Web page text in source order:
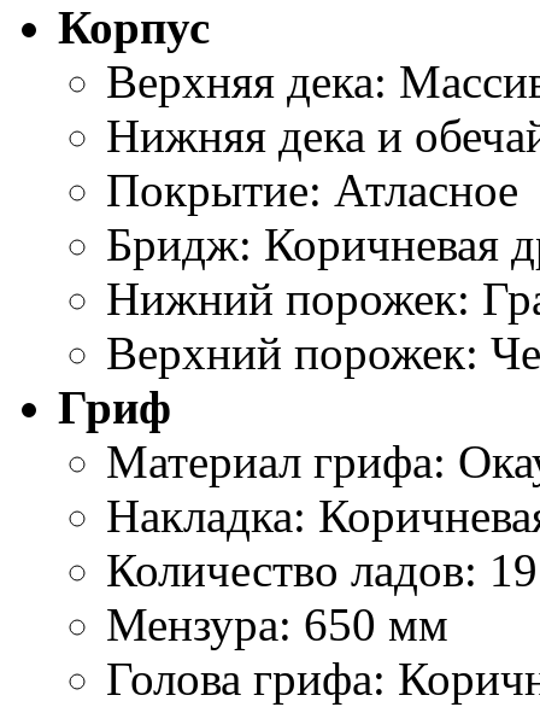
Корпус
Верхняя дека:
Нижняя дека и
Покрытие: Атласное
Бридж: Коричневая
Нижний порожек:
Верхний порожек:
Гриф
Материал грифа:
Накладка:
Количество ладов:
Мензура: 650 мм
Голова грифа: